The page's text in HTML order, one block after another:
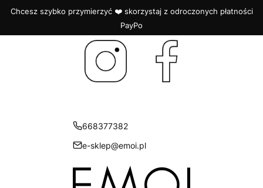
Chcesz szybko przymierzyć ❤️ skorzystaj z odroczonych płatności
PayPo
668377382
e-sklep@emoi.pl